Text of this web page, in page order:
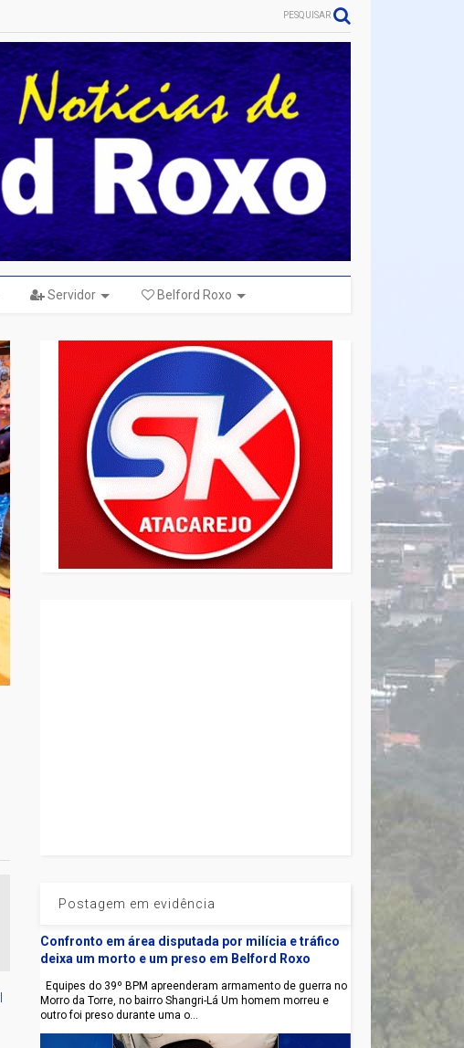
PESQUISAR
Servidor Belford Roxo
Postagem em evidência
Confronto em área disputada por milícia e tráfico
deixa um morto e um preso em Belford Roxo
Equipes do 39º BPM apreenderam armamento de guerra no
Morro da Torre, no bairro Shangri-Lá Um homem morreu e
outro foi preso durante uma o...